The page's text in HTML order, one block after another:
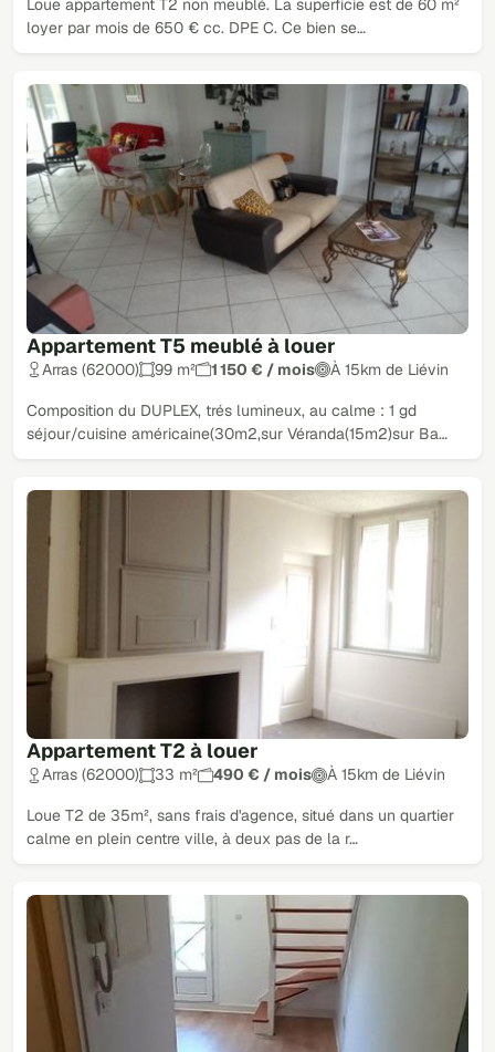
Loue appartement T2 non meublé. La superficie est de 60 m²
loyer par mois de 650 € cc. DPE C. Ce bien se…
Appartement T5 meublé à louer
Arras (62000) 99 m² 1 150 € / mois À 15km de Liévin
Composition du DUPLEX, trés lumineux, au calme : 1 gd
séjour/cuisine américaine(30m2,sur Véranda(15m2)sur Ba…
Appartement T2 à louer
Arras (62000) 33 m² 490 € / mois À 15km de Liévin
Loue T2 de 35m², sans frais d'agence, situé dans un quartier
calme en plein centre ville, à deux pas de la r…